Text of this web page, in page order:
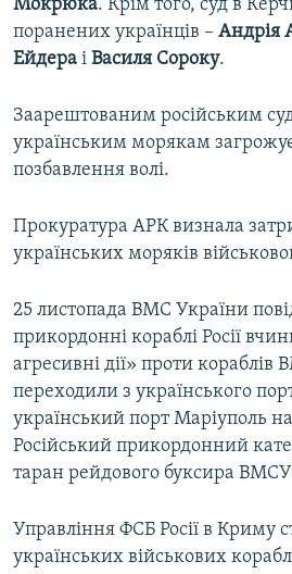
Мокрюка. Крім того, суд в
поранених українців – Андрія
Ейдера і Василя Сороку.
Заарештованим російським
українським морякам
позбавлення волі.
Прокуратура АРК визнала
українських моряків
25 листопада ВМС України
прикордонні кораблі Росії
агресивні дії» проти
переходили з українського
український порт Маріуполь
Російський прикордонний
таран рейдового буксира
Управління ФСБ Росії в Криму
українських військових